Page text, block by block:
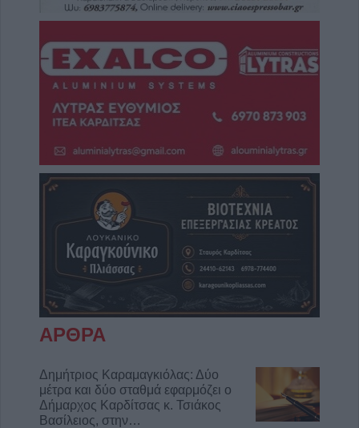
ΑΡΘΡΑ
Δημήτριος Καραμαγκιόλας: Δύο
μέτρα και δύο σταθμά εφαρμόζει ο
Δήμαρχος Καρδίτσας κ. Τσιάκος
Βασίλειος, στην…